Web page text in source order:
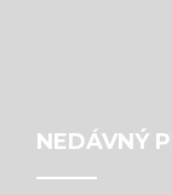
NEDÁVNÝ